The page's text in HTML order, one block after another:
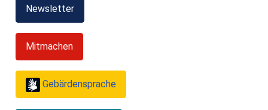
Newsletter
Mitmachen
Gebärdensprache